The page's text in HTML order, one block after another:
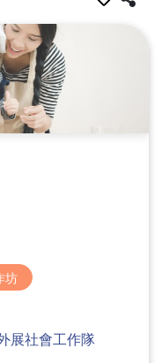
坊
展社會工作隊